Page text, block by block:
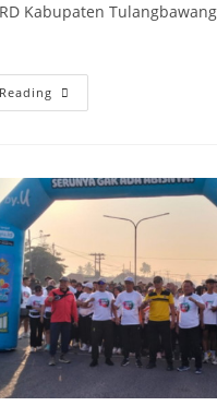
Kabupaten
Edi
Anwar
Di
Daya